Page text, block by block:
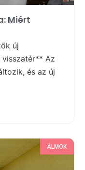
Miért
új
visszatér** Az
és az új
ÁLMOK